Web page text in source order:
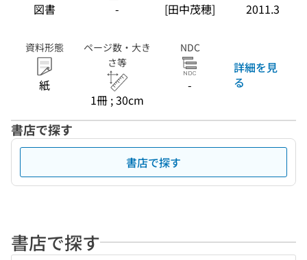
図書 - [田中茂穂] 2011.3
資料形態
紙
ページ数・大き
さ等
1冊 ; 30cm
NDC
-
詳細を見
る
書店で探す
書店で探す
書店で探す